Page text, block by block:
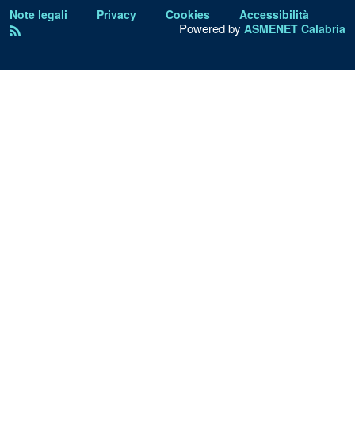
Note legali Privacy Cookies Accessibilità
Powered by ASMENET Calabria